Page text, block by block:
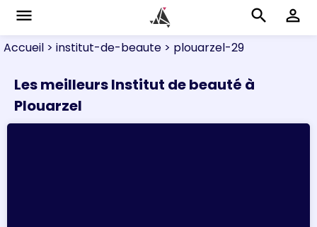
menu search perm_identity
Accueil > institut-de-beaute > plouarzel-29
Les meilleurs Institut de beauté à
Plouarzel